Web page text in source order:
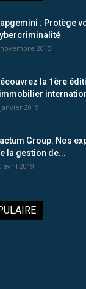
: Protège
2015
la 1ère
2019
Group: Nos
la gestion de...
avril 2019